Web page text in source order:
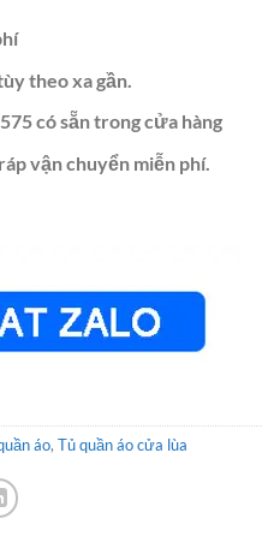
theo xa gần.
có sẵn trong cửa hàng
vận chuyển miễn phí.
áo, Tủ quần áo cửa lùa